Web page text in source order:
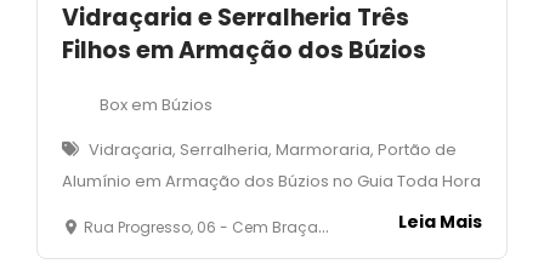
Vidraçaria e Serralheria Três
Filhos em Armação dos Búzios
Box em Búzios
Vidraçaria, Serralheria, Marmoraria, Portão de
Alumínio em Armação dos Búzios no Guia Toda Hora
Rua Progresso, 06 - Cem Braças - Armação dos Búzios Leia Mais